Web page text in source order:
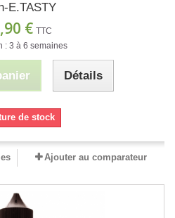
E.TASTY
€ TTC
: 3 à 6 semaines
Détails
de stock
Ajouter au comparateur